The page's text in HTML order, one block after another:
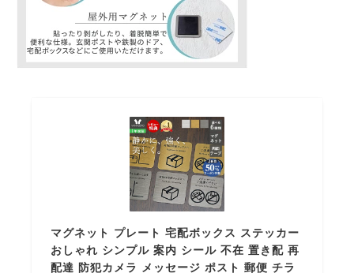
マグネット プレート 宅配ボックス ステッカー
おしゃれ シンプル 案内 シール 不在 置き配 再
配達 防犯カメラ メッセージ ポスト 郵便 チラ